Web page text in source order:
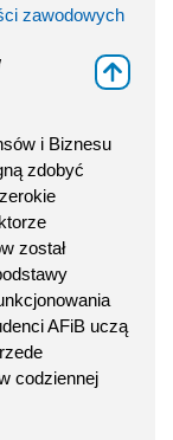
zawodowych
i Biznesu
zdobyć
został
AFiB uczą
codziennej